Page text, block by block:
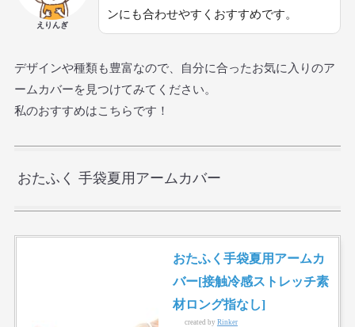
えりんぎ
ンにも合わせやすくおすすめです。
デザインや種類も豊富なので、自分に合ったお気に入りのア
ームカバーを見つけてみてください。
私のおすすめはこちらです！
おたふく 手袋夏用アームカバー
おたふく手袋夏用アームカ
バー[接触冷感ストレッチ素
材ロング指なし]
created by Rinker